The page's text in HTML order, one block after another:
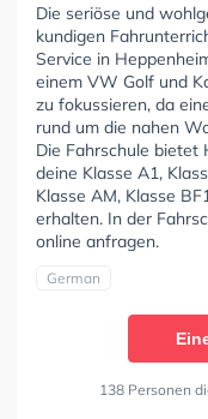
Die seriöse und
kundigen
Service in
einem VW Golf und
zu fokussieren, da
rund um die nahen
Die Fahrschule bietet
deine Klasse A1,
Klasse AM, Klasse
erhalten. In der
online anfragen.
German
138 Personen